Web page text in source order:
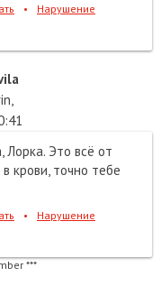
• Нарушение
Лорка. Это всё от
крови, точно тебе
• Нарушение
***